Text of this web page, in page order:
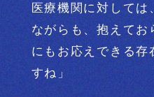
医療機関に対しては
ながらも、抱えてお
にもお応えできる存
すね」